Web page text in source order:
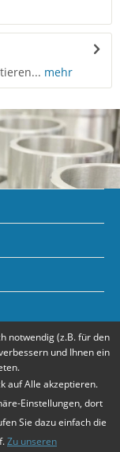
mehr
notwendig (z.B. für den
und Ihnen ein
auf Alle akzeptieren.
Einstellungen, dort
Sie dazu einfach die
Zu unseren